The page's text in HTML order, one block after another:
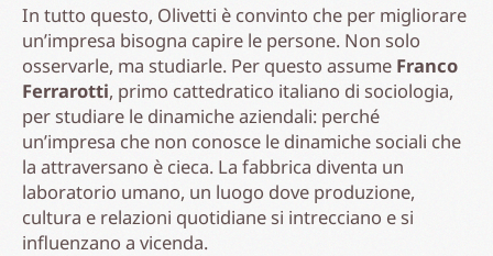
In tutto questo, Olivetti è convinto che per migliorare
un’impresa bisogna capire le persone. Non solo
osservarle, ma studiarle. Per questo assume Franco
Ferrarotti, primo cattedratico italiano di sociologia,
per studiare le dinamiche aziendali: perché
un’impresa che non conosce le dinamiche sociali che
la attraversano è cieca. La fabbrica diventa un
laboratorio umano, un luogo dove produzione,
cultura e relazioni quotidiane si intrecciano e si
influenzano a vicenda.